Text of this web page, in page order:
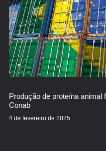
Produção de proteína animal
Conab
4 de fevereiro de 2025